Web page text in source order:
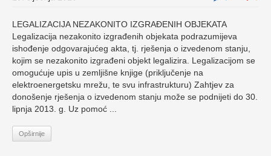
LEGALIZACIJA NEZAKONITO IZGRAĐENIH OBJEKATA
Legalizacija nezakonito izgrađenih objekata podrazumijeva
ishođenje odgovarajućeg akta, tj. rješenja o izvedenom stanju,
kojim se nezakonito izgrađeni objekt legalizira. Legalizacijom se
omogućuje upis u zemljišne knjige (priključenje na
elektroenergetsku mrežu, te svu infrastrukturu) Zahtjev za
donošenje rješenja o izvedenom stanju može se podnijeti do 30.
lipnja 2013. g. Uz pomoć ...
Opširnije